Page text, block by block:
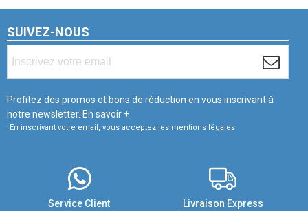
SUIVEZ-NOUS
Profitez des promos et bons de réduction en vous inscrivant à
notre newsletter. En savoir +
En inscrivant votre email, vous acceptez les mentions légales
Service Client Livraison Express